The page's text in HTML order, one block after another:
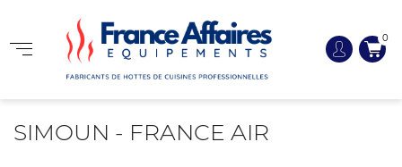
0
SIMOUN - FRANCE AIR